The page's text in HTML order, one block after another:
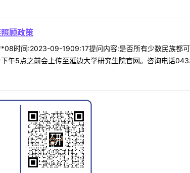
顾政策
时间:2023-09-1909:17提问内容:是否所有少数民族都
午5点之前会上传至延边大学研究生院官网。咨询电话